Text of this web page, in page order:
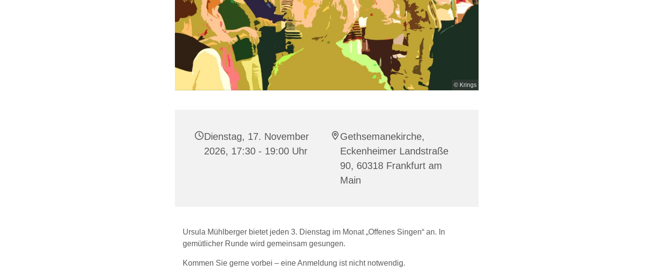
© Krings
Dienstag, 17. November
2026, 17:30 - 19:00 Uhr
Gethsemanekirche,
Eckenheimer Landstraße
90, 60318 Frankfurt am
Main
Ursula Mühlberger bietet jeden 3. Dienstag im Monat „Offenes Singen“ an. In
gemütlicher Runde wird gemeinsam gesungen.
Kommen Sie gerne vorbei – eine Anmeldung ist nicht notwendig.